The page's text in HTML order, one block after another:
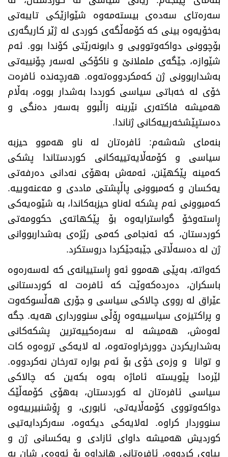
سەرەتای سەدەی بیستەمەوە شێوازێکی تایبەتی
بەخۆیەوە بینی کە کۆمەڵگەی کوردی لە ژێر کاریگەری
بۆچوونی دواکەوتوویی و دابونەرێتی کۆندا بوو. ئەم
شێوازە، جێگەی ململانێ و ناکۆکی لەسەر چۆنییەتی
بەشداربوونی ژن کەمکردووەتەوە. هەرچەندە ئافرەت
خۆی لە خەباتی سیاسی کورددا بەشدار بووە، بەڵام
هەمیشە فاکتەری نێرینە زاڵبوو بەسەر دەنگی و
دەستپێشخەرییەکانی ژناندا.
بنەمای شەشەم: ئافرەتان لە ناو هەموو حیزبە
سیاسی و کۆمەڵایەتییەکانی کوردستاندا پشکی
کەمینە پێکهێنن، ئەمەش بەهۆی نەدانی دەرفەتی
یەکسان و کەمبوونی پاڵپشتی ماددی و مەعنەوییە.
کەمبوونی ئەم پشکە لەناو حیزبەکاندا، بە شێوەیەکی
ڕاستەوخۆ گواسترایەوە بۆ پێکهاتەی حکوومەتی
کوردستان، کە ئەنجامی کەمی رێژەی بەشداربووانی
ژن لە دەسەڵاتی جێبەجێکردا دروستکرد.
کەواتە، بەپێی هەموو ئەو ڕاستییانەی کە لەسەرەوە
باسکران، دەردەکەوێت کە ئافرەت لە کوردستانی
عێراق لە رووی چالاکی سیاسی و جۆری هەڵسوکەوت
و پراکتیزەی سیاسییەوە ڕۆڵی سنوورداری هەیە. جگە
لەوەش، هەمیشە لە سەرەکییەترین پشکەکانی
بەشداریکردن دوورخراوەتەوە، لە لایەکی تروەوە کات
و توانا و وزەی خۆی بۆ ئەم بوارە تەرخان نەکردووە.
لێرەدا پێویستە ئاماژە بەوە بکەین کە چالاکی
سیاسی ئافرەتان لە کوردستان، بەهۆی کۆمەڵێک
دواکەوتووی کۆمەڵایەتی، ئابوری، و ڕۆشنبیرییەوە
سنووردار کراوە. لەلایەکی دیکەوە، سەرکردایەتیی
کوردیش هەمیشە داوای ئازادی و یەکسانی ژن و
پیاوی کردووە، ئافرەتانی هانداوە بۆ ئەوەی شان بە